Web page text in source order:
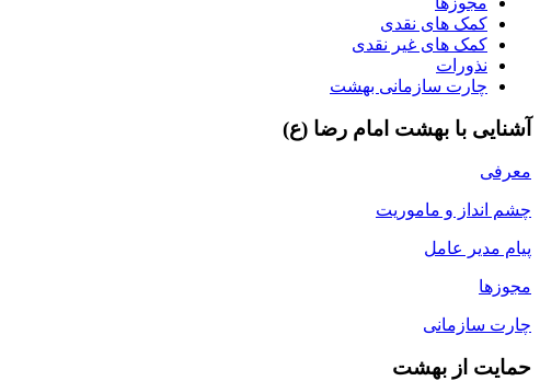
کمک های نقدی
کمک های غیر نقدی
نذورات
چارت سازمانی بهشت
آشنایی با بهشت امام رضا (ع)
معرفی
چشم انداز و ماموریت
پیام مدیر عامل
مجوزها
چارت سازمانی
حمایت از بهشت